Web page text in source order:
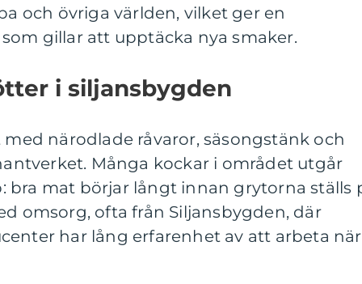
och övriga världen, vilket ger en
gillar att upptäcka nya smaker.
i siljansbygden
närodlade råvaror, säsongstänk och
Många kockar i området utgår
bra mat börjar långt innan grytorna ställs
omsorg, ofta från Siljansbygden, där
har lång erfarenhet av att arbeta